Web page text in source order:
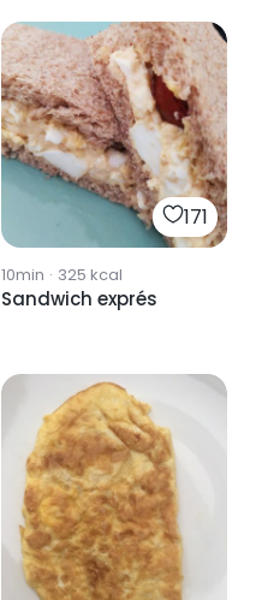
171
10min · 325 kcal
Sandwich exprés